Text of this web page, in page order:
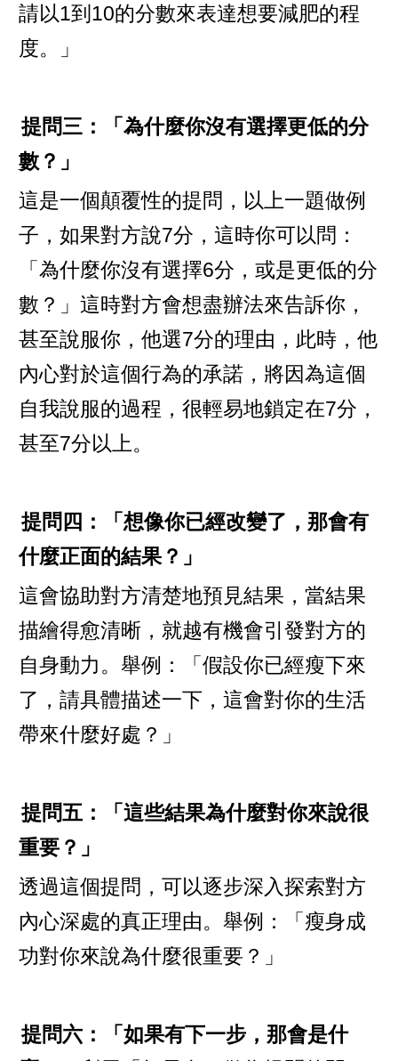
請以1到10的分數來表達想要減肥的程
度。」
提問三：「為什麼你沒有選擇更低的分
數？」
這是一個顛覆性的提問，以上一題做例
子，如果對方說7分，這時你可以問：
「為什麼你沒有選擇6分，或是更低的分
數？」這時對方會想盡辦法來告訴你，
甚至說服你，他選7分的理由，此時，他
內心對於這個行為的承諾，將因為這個
自我說服的過程，很輕易地鎖定在7分，
甚至7分以上。
提問四：「想像你已經改變了，那會有
什麼正面的結果？」
這會協助對方清楚地預見結果，當結果
描繪得愈清晰，就越有機會引發對方的
自身動力。舉例：「假設你已經瘦下來
了，請具體描述一下，這會對你的生活
帶來什麼好處？」
提問五：「這些結果為什麼對你來說很
重要？」
透過這個提問，可以逐步深入探索對方
內心深處的真正理由。舉例：「瘦身成
功對你來說為什麼很重要？」
提問六：「如果有下一步，那會是什